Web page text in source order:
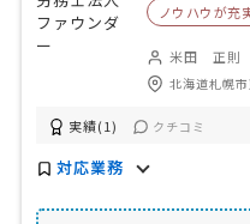
ノウハウが充
米田 正則
北海道札幌
実績(1) クチコミ
対応業務